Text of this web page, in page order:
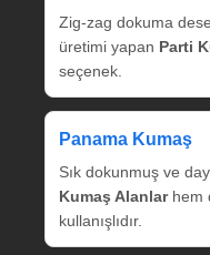
Zig‑zag dokuma
üretimi yapan Parti
seçenek.
Panama Kumaş
Sık dokunmuş ve
Kumaş Alanlarhem
kullanışlıdır.